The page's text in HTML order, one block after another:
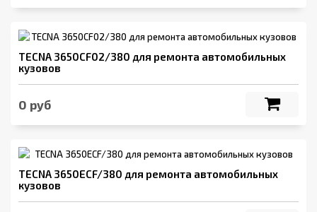
TECNA 3650CF02/380 для ремонта автомобильных
кузовов
0 руб
TECNA 3650ECF/380 для ремонта автомобильных
кузовов